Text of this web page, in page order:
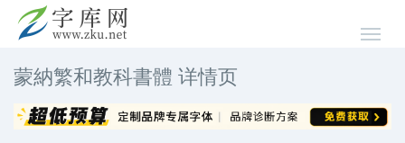
蒙納繁和教科書體 详情页